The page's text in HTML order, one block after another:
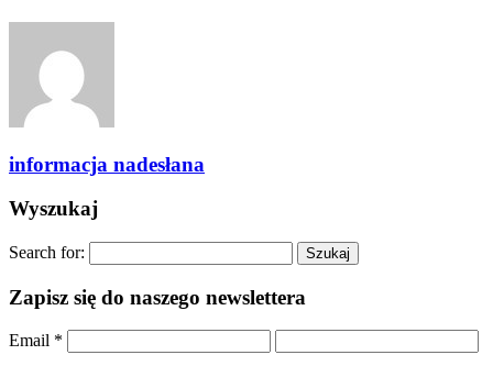
informacja nadesłana
Wyszukaj
Search for:
Zapisz się do naszego newslettera
Email *